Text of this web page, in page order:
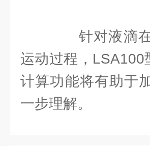
针对液滴在
运动过程，LSA100
计算功能将有助于
一步理解。